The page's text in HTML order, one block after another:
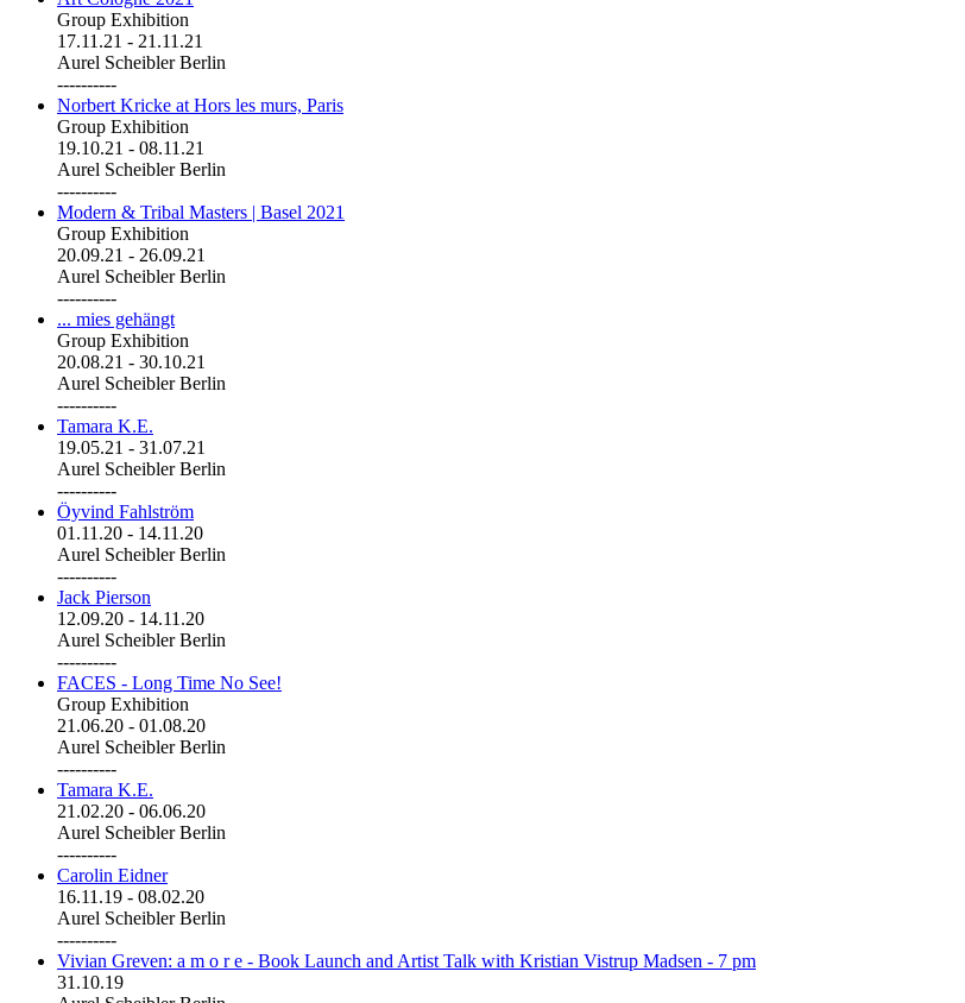
Group Exhibition
17.11.21 - 21.11.21
Aurel Scheibler Berlin
----------
Norbert Kricke at Hors les murs, Paris
Group Exhibition
19.10.21 - 08.11.21
Aurel Scheibler Berlin
----------
Modern & Tribal Masters | Basel 2021
Group Exhibition
20.09.21 - 26.09.21
Aurel Scheibler Berlin
----------
... mies gehängt
Group Exhibition
20.08.21 - 30.10.21
Aurel Scheibler Berlin
----------
Tamara K.E.
19.05.21 - 31.07.21
Aurel Scheibler Berlin
----------
Öyvind Fahlström
01.11.20 - 14.11.20
Aurel Scheibler Berlin
----------
Jack Pierson
12.09.20 - 14.11.20
Aurel Scheibler Berlin
----------
FACES - Long Time No See!
Group Exhibition
21.06.20 - 01.08.20
Aurel Scheibler Berlin
----------
Tamara K.E.
21.02.20 - 06.06.20
Aurel Scheibler Berlin
----------
Carolin Eidner
16.11.19 - 08.02.20
Aurel Scheibler Berlin
----------
Vivian Greven: a m o r e - Book Launch and Artist Talk with Kristian Vistrup Madsen - 7 pm
31.10.19